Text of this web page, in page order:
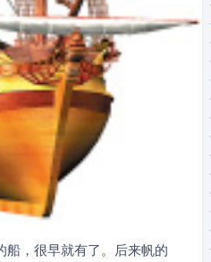
船，很早就有了。后来帆的